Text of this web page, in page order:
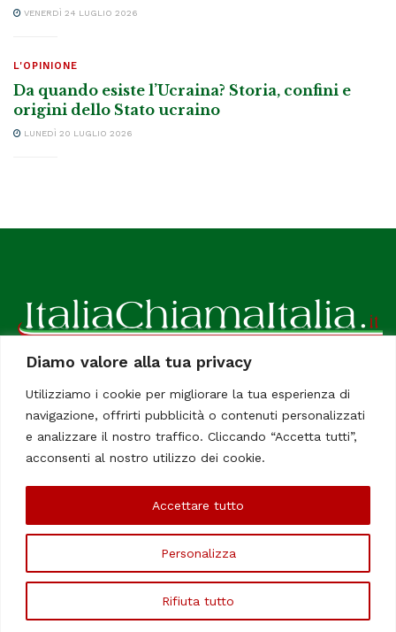
Diamo valore alla tua privacy
Utilizziamo i cookie per migliorare la tua esperienza di
navigazione, offrirti pubblicità o contenuti personalizzati
e analizzare il nostro traffico. Cliccando “Accetta tutti”,
acconsenti al nostro utilizzo dei cookie.
Personalizza
Rifiuta tutto
Accettare tutto
VENERDÌ 24 LUGLIO 2026
L'OPINIONE
Da quando esiste l’Ucraina? Storia, confini e
origini dello Stato ucraino
LUNEDÌ 20 LUGLIO 2026
ItaliaChiamaItalia, il TUO quotidiano online preferito.
Dedicato in particolare a tutti gli italiani residenti all'estero.
Tutti i diritti sono riservati. Quotidiano online indipendente
Le Firme
©Copyright 2006/2020 - ItaliaChiamaItalia